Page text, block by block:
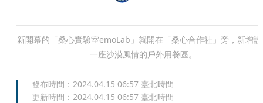
新開幕的「桑心實驗室emoLab」就開在「桑心合作社」旁，新增
一座沙漠風情的戶外用餐區。
發布時間： 2024.04.15 06:57 臺北時間
更新時間： 2024.04.15 06:57 臺北時間